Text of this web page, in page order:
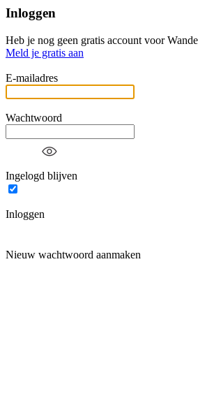
Inloggen
Heb je nog geen gratis account voor
Meld je gratis aan
E-mailadres
Wachtwoord
Ingelogd blijven
Inloggen
Nieuw wachtwoord aanmaken